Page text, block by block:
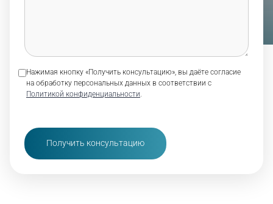
Нажимая кнопку «Получить консультацию», вы даёте согласие
на обработку персональных данных в соответствии с
Политикой конфиденциальности.